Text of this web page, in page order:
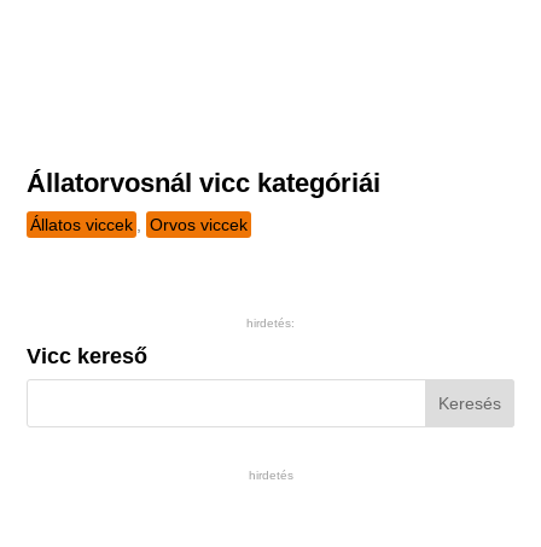
Állatorvosnál vicc kategóriái
Állatos viccek Orvos viccek
hirdetés:
Vicc kereső
hirdetés